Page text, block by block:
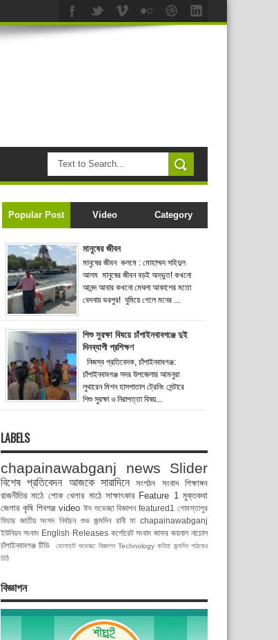
Popular Post Video Category
মানুষের জীবন
মানুষের জীবন কলমে : মোহাম্মদ সহিদুল
আলম মানুষের জীবন বড়ই অদ্ভুত! কখনো
আনন্দ আবার কখনো মেঘলা আকাশের মতো
বেদনায় ভরপুর! ঘুমিয়ে গেলে মনের ...
শিশু সুরক্ষা বিষয়ে চাঁপাইনবাবগঞ্জে দুই
দিনব্যাপী প্রশিক্ষণ
নিজস্ব প্রতিবেদক, চাঁপাইনবাবগঞ্জ:
চাঁপাইনবাবগঞ্জ সদর উপজেলার আমনুরা
লুথারেন মিশন হাসপাতাল ট্রেনিং সেন্টারে
শিশু সুরক্ষা ও নিরাপত্তা বিষয়...
LABELS
chapainawabganj news Slider
বিশেষ প্রতিবেদন আজকে সারাদিনে সংগঠন সংবাদ
শিক্ষাঙ্গন
রাজনীতির মাঠে শোক খেলার মাঠে সাক্ষাৎকার Feature 1 মুক্তকথা
জেলার কৃষি শিবগঞ্জ video ঈদ শুভেচ্ছা বিজ্ঞাপন featured1 গোমস্তাপুর
ফিচার জাতীয় সংসদ নির্বাচন শুভ জন্মদিন রানী মা chapainawabganj
ইউনিয়ন সংবাদ English Releases কর্পোরেট সংবাদ জাফর জয়নাল নাচোল
চাঁপাইনবাবগঞ্জ টিভি
ভোলাহাট শুভেচ্ছা বিজ্ঞাপন Technology কবিতা জন্মদিন পাঠকের
চিঠি
বিজ্ঞাপন